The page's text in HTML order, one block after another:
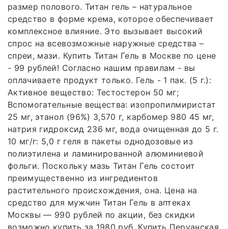
размер полового. Титан гель – натуральное
средство в форме крема, которое обеспечивает
комплексное влияние. Это вызывает высокий
спрос на всевозможные наружные средства –
спреи, мази. Купить Титан Гель в Москве по цене
- 99 рублей! Согласно нашим правилам - вы
оплачиваете продукт только. Гель - 1 пак. (5 г.):
Активное вещество: Тестостерон 50 мг;
Вспомогательные вещества: изопропилмиристат
25 мг, этанол (96%) 3,570 г, карбомер 980 45 мг,
натрия гидроксид 236 мг, вода очищенная до 5 г.
10 мг/г: 5,0 г геля в пакеты однодозовые из
полиэтилена и ламинированной алюминиевой
фольги. Поскольку мазь Титан Гель состоит
преимущественно из ингредиентов
растительного происхождения, она. Цена на
средство для мужчин Титан Гель в аптеках
Москвы — 990 рублей по акции, без скидки
возможно купить за 1980 руб. Купить Перуанская